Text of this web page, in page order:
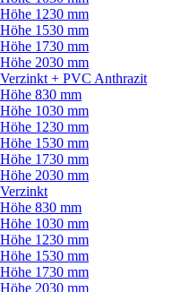
Höhe 1230 mm
Höhe 1530 mm
Höhe 1730 mm
Höhe 2030 mm
Verzinkt + PVC Anthrazit
Höhe 830 mm
Höhe 1030 mm
Höhe 1230 mm
Höhe 1530 mm
Höhe 1730 mm
Höhe 2030 mm
Verzinkt
Höhe 830 mm
Höhe 1030 mm
Höhe 1230 mm
Höhe 1530 mm
Höhe 1730 mm
Höhe 2030 mm